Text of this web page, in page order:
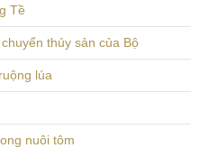
Tề
thủy sản của Bộ
lúa
nuôi tôm